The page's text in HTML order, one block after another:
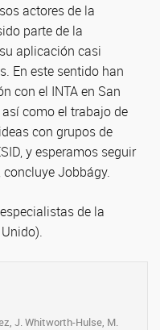
actores de la
parte de la
aplicación casi
En este sentido han
con el INTA en San
como el trabajo de
con grupos de
y esperamos seguir
Jobbágy.
de la
J. Whitworth-Hulse, M.